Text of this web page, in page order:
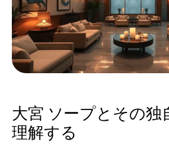
大宮 ソープとその独
理解する